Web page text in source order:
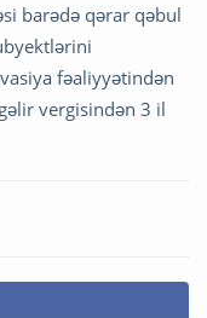
barədə qərar qəbul
fəaliyyətindən
vergisindən 3 il